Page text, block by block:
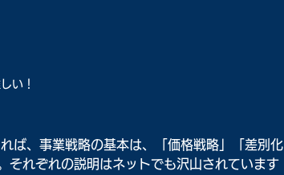
い！
ば、事業戦略の基本は、「価格戦略」「差別化
それぞれの説明はネットでも沢山されています